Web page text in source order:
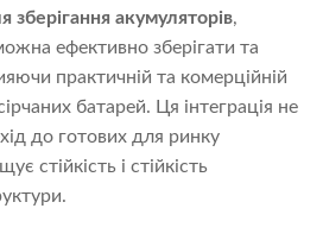
зберігання акумуляторів,
ефективно зберігати та
практичній та комерційній
батарей. Ця інтеграція не
до готових для ринку
стійкість і стійкість